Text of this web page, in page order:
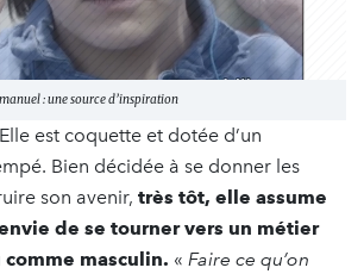
: une source d’inspiration
est coquette et dotée d’un
Bien décidée à se donner les
son avenir, très tôt, elle assume
de se tourner vers un métier
masculin. « Faire ce qu’on